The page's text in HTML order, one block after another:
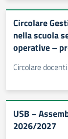
Circolare
nella scuola
operative –
Circolare docenti
USB –
2026/2027